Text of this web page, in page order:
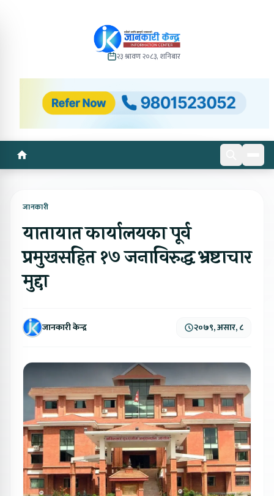
२३ श्रावण २०८३, शनिबार
जानकारी
यातायात कार्यालयका पूर्व
प्रमुखसहित १७ जनाविरुद्ध भ्रष्टाचार
मुद्दा
जानकारी केन्द्र २०७९, असार, ८